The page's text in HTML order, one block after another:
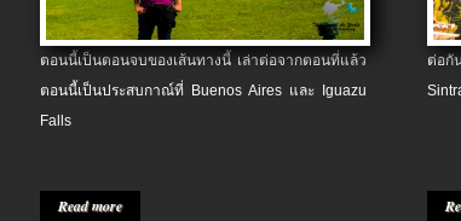
ตอนนี้เป็นตอนจบของเส้นทางนี้ เล่าต่อจากตอนที่แล้ว
ตอนนี้เป็นประสบกาณ์ที่ Buenos Aires และ Iguazu
Falls
Read more
ต่อกั